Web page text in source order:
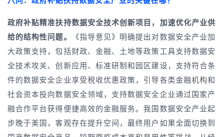
政府补贴精准扶持数据安全技术创新项目，加速优化产业供
给的结构性问题。
《指导意见》明确提出对数据安全产业加
大政策支持，包括财政、金融、土地等政策工具支持数据安
全技术攻关、创新应用、标准研制和园区建设，支持符合条
件的数据安全企业享受税收优惠政策，引导各类金融机构和
社会资本投向数据安全领域，支持数据安全企业通过国家产
融合作平台获得便捷高效的金融服务。我国数据安全产业起
步晚于美国，客观存在提升空间，最终用户如果全面切换到